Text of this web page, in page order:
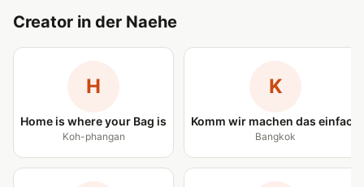
Creator in der Naehe
H
Home is where your Bag is
Koh-phangan
K
Komm wir machen das einfach
Bangkok